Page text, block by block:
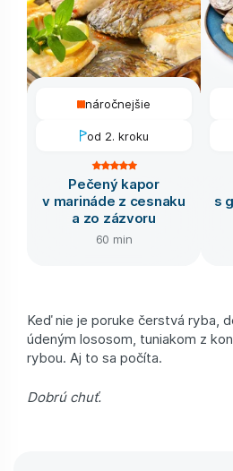
náročnejšie
od 2. kroku
Pečený kapor
v marináde z cesnaku
a zo zázvoru
60 min
s
Keď nie je poruke čerstvá ryba,
údeným lososom, tuniakom z
rybou. Aj to sa počíta.
Dobrú chuť.